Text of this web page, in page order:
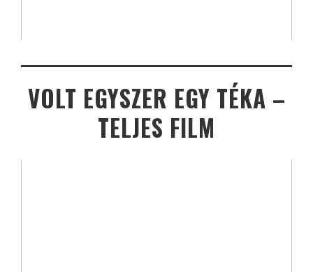
VOLT EGYSZER EGY TÉKA –
TELJES FILM